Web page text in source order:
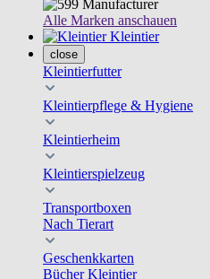
Alle Marken anschauen
Kleintier
close
Kleintierfutter
Kleintierpflege & Hygiene
Kleintierheim
Kleintierspielzeug
Transportboxen
Nach Tierart
Geschenkkarten
Bücher Kleintier